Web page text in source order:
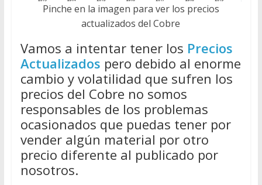
Pinche en la imagen para ver los precios
actualizados del Cobre
Vamos a intentar tener los Precios
Actualizados pero debido al enorme
cambio y volatilidad que sufren los
precios del Cobre no somos
responsables de los problemas
ocasionados que puedas tener por
vender algún material por otro
precio diferente al publicado por
nosotros.